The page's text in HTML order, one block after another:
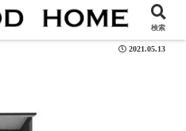
2021.05.13
検索